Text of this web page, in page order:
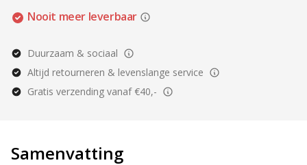
Nooit meer leverbaar
Duurzaam & sociaal
Altijd retourneren & levenslange service
Gratis verzending vanaf €40,-
Samenvatting